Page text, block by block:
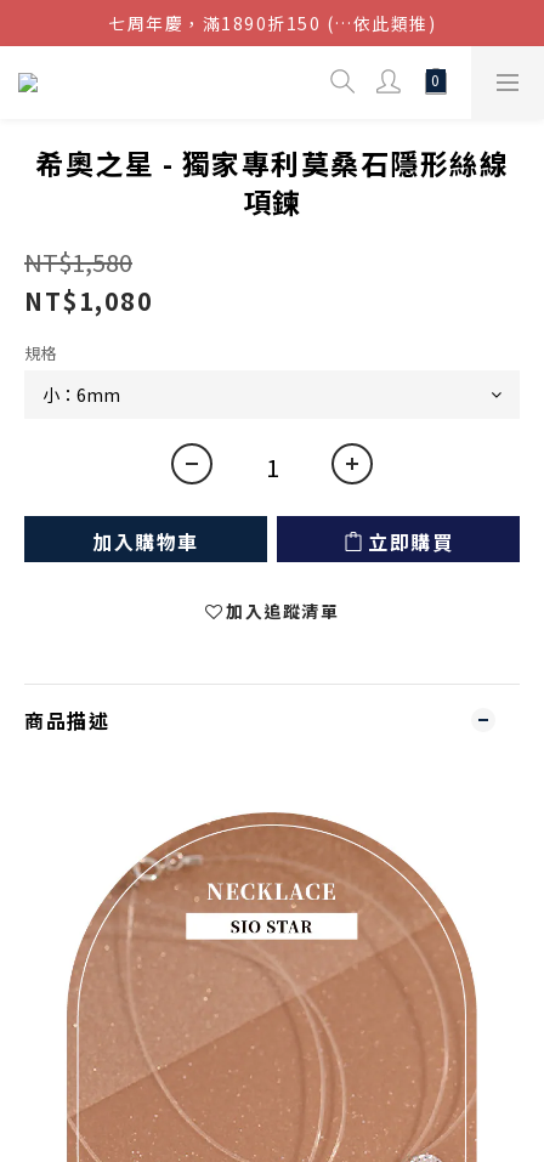
結帳金額滿$1080超取免運
七周年慶，滿1890折150 (…依此類推)
點我加入官方LINE帳號，獲得50元現金券
希奧之星 - 獨家專利莫桑石隱形絲線
項鍊
NT$1,580
NT$1,080
規格
加入購物車 立即購買
加入追蹤清單
商品描述